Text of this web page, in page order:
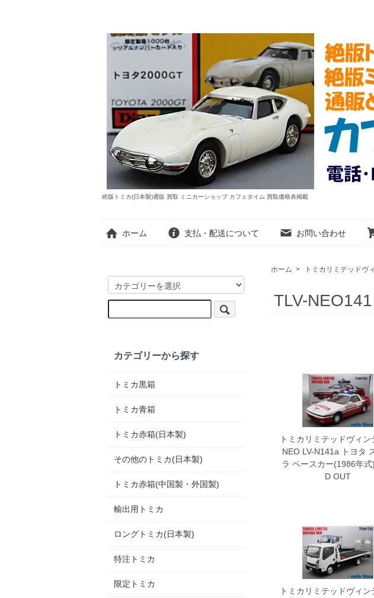
絶版トミカ(日本製)通販 買取 ミニカーショップ カフェタイム 買取価格表掲載
ホーム 支払・配送について お問い合わせ
ホーム > トミカリミテッドヴ
TLV-
トミカリミテッドヴィン
NEO LV-N141a トヨタ
ラ ペースカー(1986年式)
D OUT
トミカリミテッドヴィン
カテゴリーから探す
トミカ黒箱
トミカ青箱
トミカ赤箱(日本製)
その他のトミカ(日本製)
トミカ赤箱(中国製・外国製)
輸出用トミカ
ロングトミカ(日本製)
特注トミカ
限定トミカ